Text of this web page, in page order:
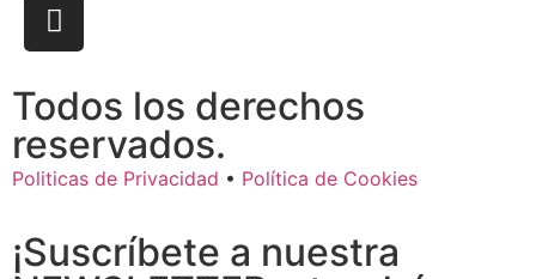
Todos los derechos
reservados.
Politicas de Privacidad • Política de Cookies
¡Suscríbete a nuestra